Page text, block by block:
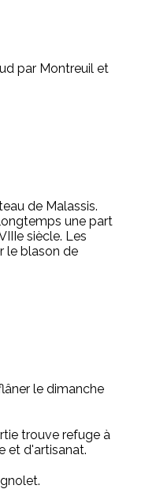
par Montreuil et
de Malassis.
une part
siècle. Les
le blason de
le dimanche
trouve refuge à
et d'artisanat.